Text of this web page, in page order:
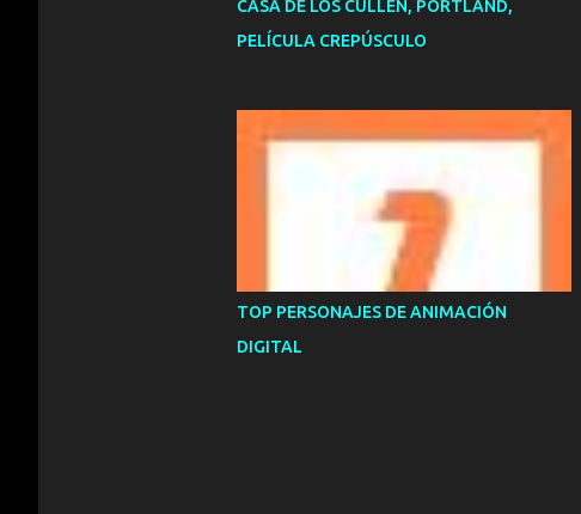
CASA DE LOS CULLEN, PORTLAND,
PELÍCULA CREPÚSCULO
TOP PERSONAJES DE ANIMACIÓN
DIGITAL